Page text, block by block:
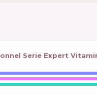
Serie Expert